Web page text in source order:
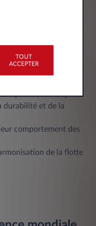
dédié aux
en matière de
répondre aux enjeux
durabilité et de la
comportement des
de la flotte
TOUT
ACCEPTER